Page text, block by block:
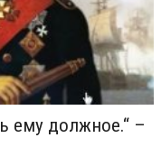
ему должное.“ –